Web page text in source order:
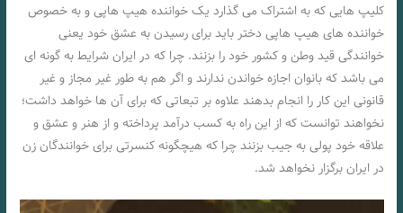
کلیپ هایی که به اشتراک می گذارد یک خواننده هیپ هاپی و به خصوص
خواننده های هیپ هاپی دختر باید برای رسیدن به عشق خود یعنی
خوانندگی قید وطن و کشور خود را بزنند. چرا که در ایران شرایط به گونه ای
می باشد که بانوان اجازه خواندن ندارند و اگر هم به طور غیر مجاز و غیر
قانونی این کار را انجام بدهند علاوه بر تبعاتی که برای آن ها خواهد داشت؛
نخواهند توانست که از این راه به کسب درآمد پرداخته و از هنر و عشق و
علاقه خود پولی به جیب بزنند چرا که هیچگونه کنسرتی برای خوانندگان زن
در ایران برگزار نخواهد شد.